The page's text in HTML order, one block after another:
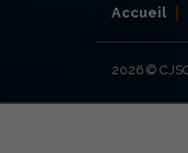
Accueil
2026 ©